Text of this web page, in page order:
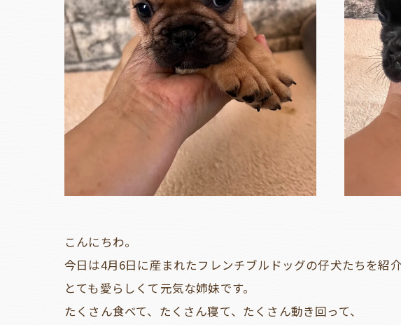
こんにちわ。
今日は4月6日に産まれたフレンチブルドッグの仔犬たちを紹介
とても愛らしくて元気な姉妹です。
たくさん食べて、たくさん寝て、たくさん動き回って、